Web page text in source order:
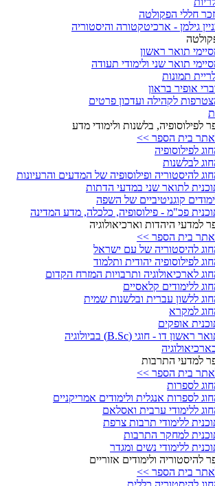
חללי הפקולטה
גילמן - ארכיטקטורה והיסטוריה
תואר ראשון
תואר שני ולימודי תעודה
תמונות
אופיר בראון
לקהילה ועדכון פרטים
לפילוסופיה, בלשנות ולימודי מדע
בית הספר >>
לפילוסופיה
לבלשנות
להיסטוריה ופילוסופיה של המדעים והרעיונות
לתואר שני במדעי הדתות
קוגניטיביים של השפה
פכ"מ - פילוסופיה, כלכלה, מדע המדינה
למדעי היהדות וארכיאולוגיה
בית הספר >>
להיסטוריה של עם ישראל
לפילוסופיה יהודית ותלמוד
לארכיאולוגיה ותרבויות המזרח הקדום
ללימודים קלאסיים
ללשון עברית ובלשנות שמית
למקרא
אופקים
תואר ראשון דו - חוגי (B.Sc) בביולוגיה
למדעי התרבות
בית הספר >>
לספרות
לספרות אנגלית ולימודים אמריקניים
ללימודי ערבית ואסלאם
ללימודי תרבות צרפת
למחקר התרבות
ללימודי נשים ומגדר
להיסטוריה ולימודים אזוריים
בית הספר >>